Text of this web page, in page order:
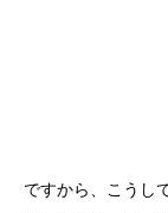
ですから、こうし